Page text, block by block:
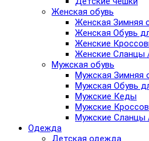
Женская обувь
Женская Зимняя
Женская Обувь
Женские
Женские Сланцы
Мужская обувь
Мужская Зимняя
Мужская Обувь
Мужские Кеды
Мужские
Мужские Сланцы
Одежда
Детская одежда